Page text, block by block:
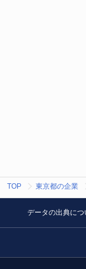
TOP 東京都の企業
データの出典につ